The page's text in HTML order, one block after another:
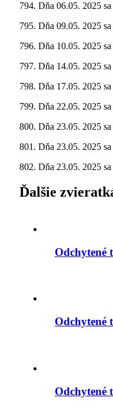
794. Dňa 06.05. 2025
795. Dňa 09.05. 2025
796. Dňa 10.05. 2025
797. Dňa 14.05. 2025
798. Dňa 17.05. 2025
799. Dňa 22.05. 2025
800. Dňa 23.05. 2025
801. Dňa 23.05. 2025
802. Dňa 23.05. 2025
Ďalšie
Odchytené
Odchytené
Odchytené